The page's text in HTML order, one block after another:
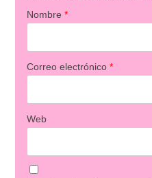
Nombre *
Correo electrónico *
Web